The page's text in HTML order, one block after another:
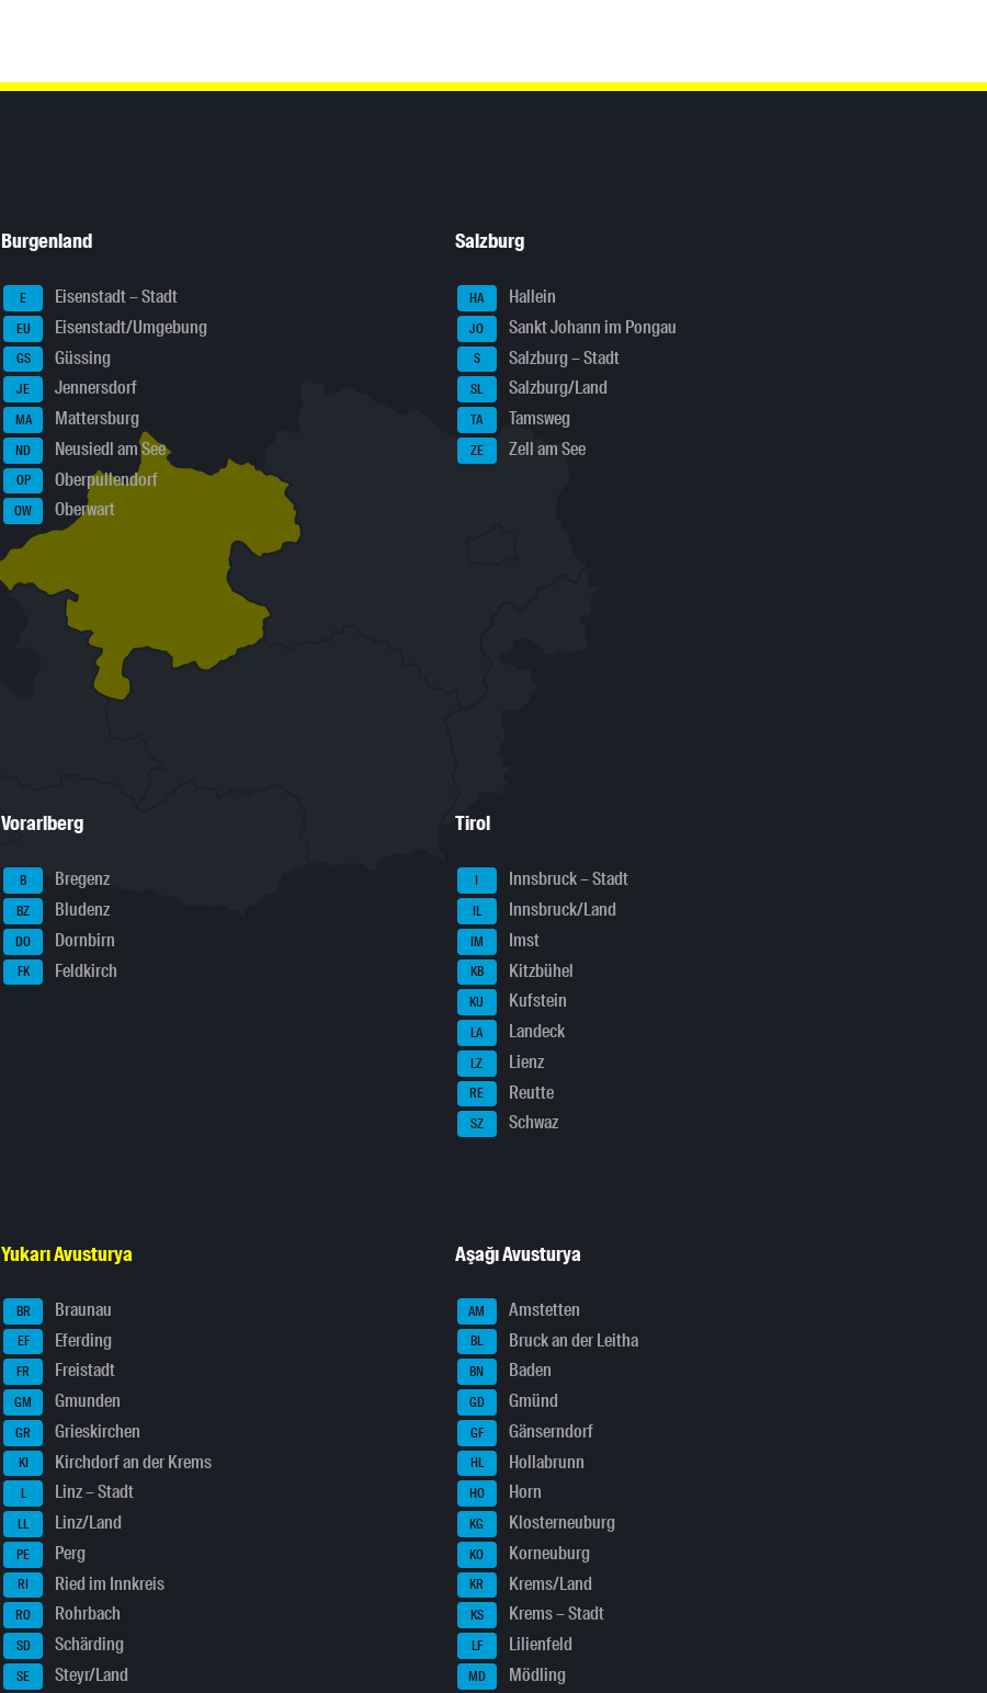
Burgenland
E Eisenstadt – Stadt
EU Eisenstadt/Umgebung
GS Güssing
JE Jennersdorf
MA Mattersburg
ND Neusiedl am See
OP Oberpullendorf
OW Oberwart
Salzburg
HA Hallein
JO Sankt Johann im Pongau
S Salzburg – Stadt
SL Salzburg/Land
TA Tamsweg
ZE Zell am See
Vorarlberg
B Bregenz
BZ Bludenz
DO Dornbirn
FK Feldkirch
Tirol
I Innsbruck – Stadt
IL Innsbruck/Land
IM Imst
KB Kitzbühel
KU Kufstein
LA Landeck
LZ Lienz
RE Reutte
SZ Schwaz
Yukarı Avusturya
BR Braunau
EF Eferding
FR Freistadt
GM Gmunden
GR Grieskirchen
KI Kirchdorf an der Krems
L Linz – Stadt
LL Linz/Land
PE Perg
RI Ried im Innkreis
RO Rohrbach
SD Schärding
SE Steyr/Land
Aşağı Avusturya
AM Amstetten
BL Bruck an der Leitha
BN Baden
GD Gmünd
GF Gänserndorf
HL Hollabrunn
HO Horn
KG Klosterneuburg
KO Korneuburg
KR Krems/Land
KS Krems – Stadt
LF Lilienfeld
MD Mödling